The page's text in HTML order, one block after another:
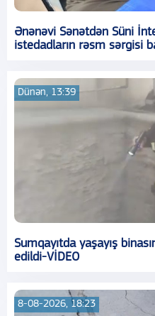
Ənənəvi Sənətdən Süni
istedadların rəsm sərgisi
Dünən, 13:39
Sumqayıtda yaşayış
edildi-VİDEO
8-08-2026, 18:23